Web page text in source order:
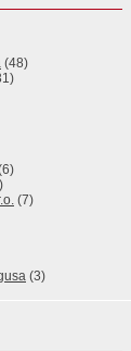
(48)
(7)
(3)